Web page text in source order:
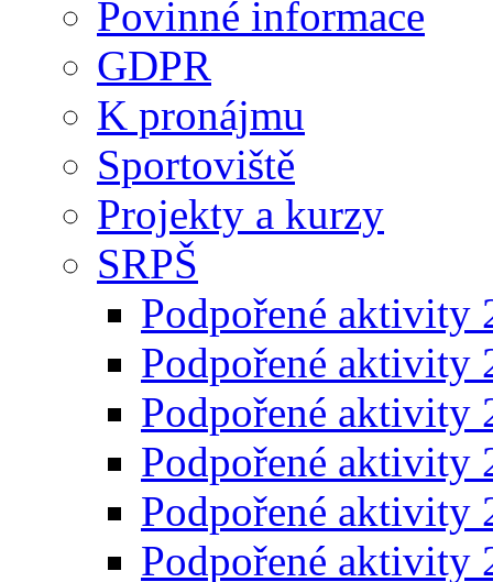
Povinné informace
GDPR
K pronájmu
Sportoviště
Projekty a kurzy
SRPŠ
Podpořené aktivity
Podpořené aktivity
Podpořené aktivity
Podpořené aktivity
Podpořené aktivity
Podpořené aktivity